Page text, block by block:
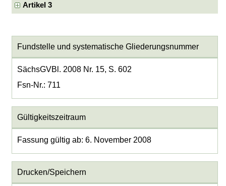
Artikel 3
Fundstelle und systematische Gliederungsnummer
SächsGVBl. 2008 Nr. 15, S. 602
Fsn-Nr.: 711
Gültigkeitszeitraum
Fassung gültig ab: 6. November 2008
Drucken/Speichern